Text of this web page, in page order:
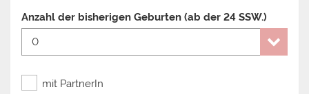
Anzahl der bisherigen Geburten (ab der 24 SSW.)
mit PartnerIn